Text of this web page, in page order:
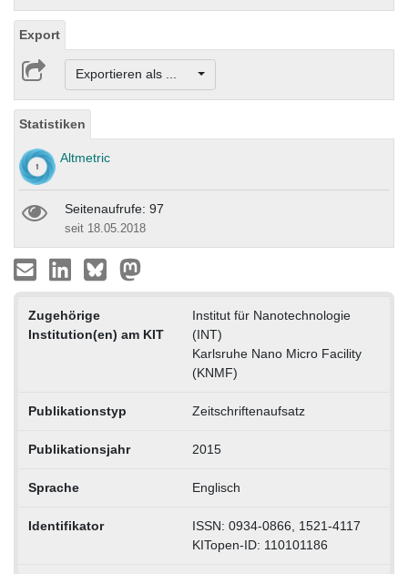
Export
Exportieren als ...
Statistiken
Altmetric
Seitenaufrufe: 97
seit 18.05.2018
Zugehörige
Institution(en) am KIT
Institut für Nanotechnologie
(INT)
Karlsruhe Nano Micro Facility
(KNMF)
Publikationstyp Zeitschriftenaufsatz
Publikationsjahr 2015
Sprache Englisch
Identifikator
ISSN: 0934-0866, 1521-4117
KITopen-ID: 110101186